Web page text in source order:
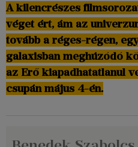
A kilencrészes
véget ért, ám az
tovább a réges-régen,
galaxisban meghúzódó
az Erő kiapadhatatlanul
csupán május 4-én.